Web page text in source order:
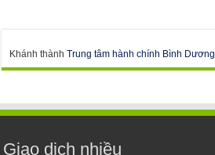
Khánh thànhTrung tâm hành chính Bình Dương
Giao dịch nhiều